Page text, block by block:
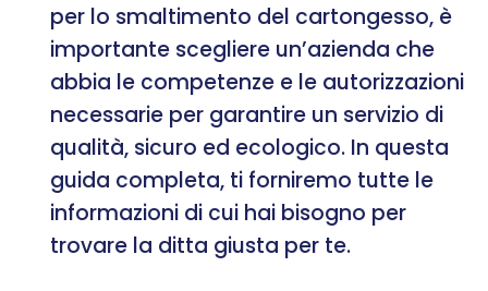
per lo smaltimento del cartongesso, è
importante scegliere un’azienda che
abbia le competenze e le autorizzazioni
necessarie per garantire un servizio di
qualità, sicuro ed ecologico. In questa
guida completa, ti forniremo tutte le
informazioni di cui hai bisogno per
trovare la ditta giusta per te.